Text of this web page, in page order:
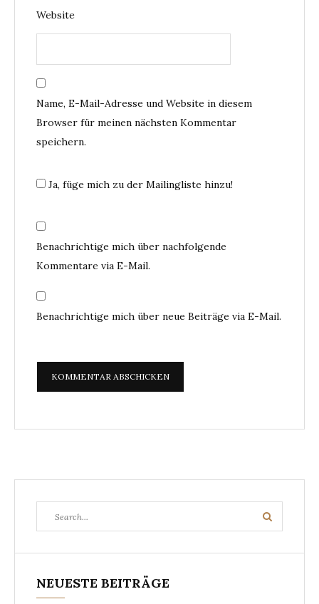
Website
Name, E-Mail-Adresse und Website in diesem
Browser für meinen nächsten Kommentar
speichern.
Ja, füge mich zu der Mailingliste hinzu!
Benachrichtige mich über nachfolgende
Kommentare via E-Mail.
Benachrichtige mich über neue Beiträge via E-Mail.
for:
Search
NEUESTE BEITRÄGE